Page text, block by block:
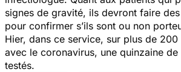
signes de gravité, ils devront faire
pour confirmer s’ils sont ou non
Hier, dans ce service, sur plus de
avec le coronavirus, une quinzaine
testés.